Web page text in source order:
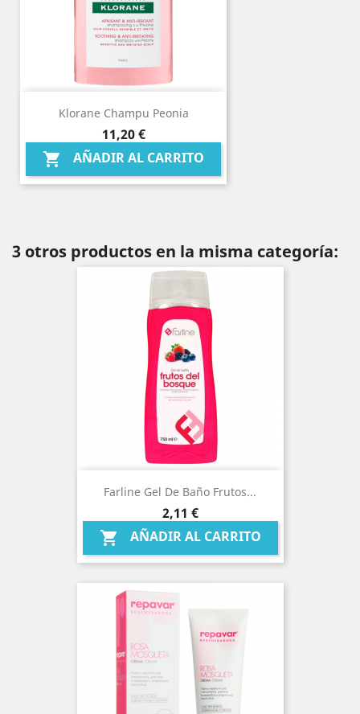
Klorane Champu Peonia
Precio
11,20 €
 AÑADIR AL CARRITO
3 otros productos en la misma categoría:
Farline Gel De Baño Frutos...
Precio
2,11 €
 AÑADIR AL CARRITO